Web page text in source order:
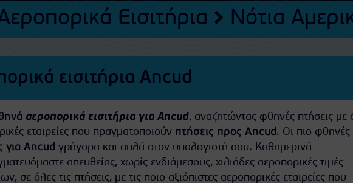
Εισιτήρια Νότια
εισιτήρια Ancud
αεροπορικά εισιτήρια για Ancud, αναζητώντας φθηνές πτήσεις με
εταιρείες που πραγματοποιούν πτήσεις προς Ancud. Οι πιο φθηνές
για Ancud γρήγορα και απλά στον υπολογιστή σου. Καθημερινά
απευθείας, χωρίς ενδιάμεσους, χιλιάδες αεροπορικές τιμές
σε όλες τις πτήσεις, με τις ποιο αξιόπιστες αεροπορικές εταιρείες που